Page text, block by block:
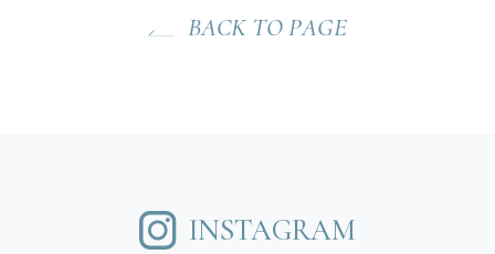
BACK TO PAGE
INSTAGRAM